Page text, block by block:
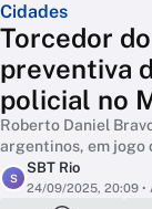
Cidades
Torcedor
preventiva
policial no
Roberto Daniel
argentinos, em jogo
S
SBT Rio
24/09/2025, 20:09 •